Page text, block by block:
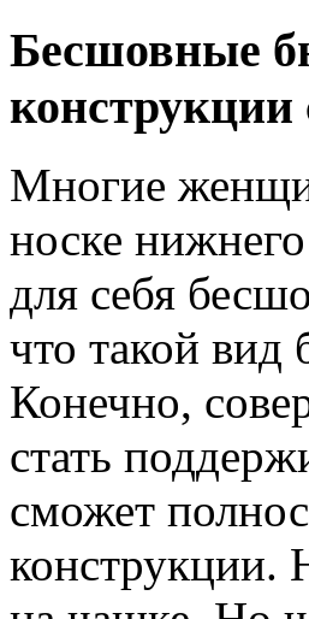
Бесшовные
Многие
носке
для себя
что такой вид
Конечно,
стать
сможет
конструкции.